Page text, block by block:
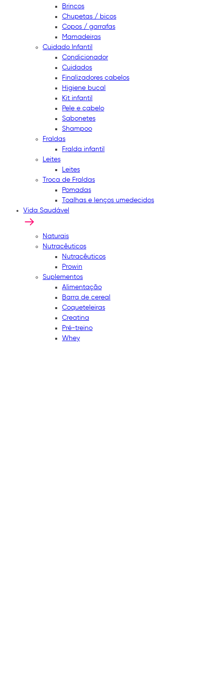
Brincos
Chupetas / bicos
Copos / garrafas
Mamadeiras
Cuidado Infantil
Condicionador
Cuidados
Finalizadores cabelos
Higiene bucal
Kit infantil
Pele e cabelo
Sabonetes
Shampoo
Fraldas
Fralda infantil
Leites
Leites
Troca de Fraldas
Pomadas
Toalhas e lenços umedecidos
Vida Saudável
Naturais
Nutracêuticos
Nutracêuticos
Prowin
Suplementos
Alimentação
Barra de cereal
Coqueteleiras
Creatina
Pré-treino
Whey